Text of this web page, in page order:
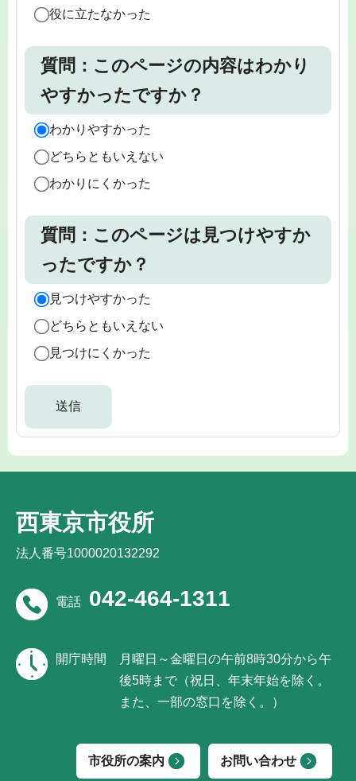
役に立たなかった
質問：このページの内容はわかり
やすかったですか？
わかりやすかった
どちらともいえない
わかりにくかった
質問：このページは見つけやすか
ったですか？
見つけやすかった
どちらともいえない
見つけにくかった
西東京市役所
法人番号1000020132292
電話 042-464-1311
開庁時間
月曜日～金曜日の午前8時30分から午
後5時まで（祝日、年末年始を除く。
また、一部の窓口を除く。）
市役所の案内 お問い合わせ